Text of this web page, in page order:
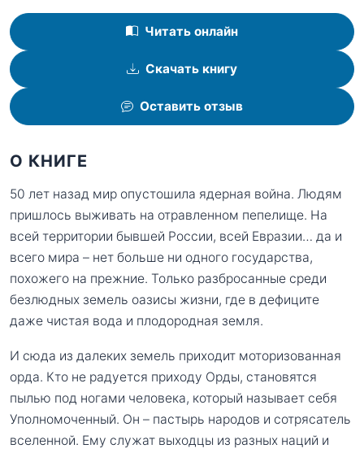
Читать онлайн
Скачать книгу
Оставить отзыв
О КНИГЕ
50 лет назад мир опустошила ядерная война. Людям
пришлось выживать на отравленном пепелище. На
всей территории бывшей России, всей Евразии… да и
всего мира – нет больше ни одного государства,
похожего на прежние. Только разбросанные среди
безлюдных земель оазисы жизни, где в дефиците
даже чистая вода и плодородная земля.
И сюда из далеких земель приходит моторизованная
орда. Кто не радуется приходу Орды, становятся
пылью под ногами человека, который называет себя
Уполномоченный. Он – пастырь народов и сотрясатель
вселенной. Ему служат выходцы из разных наций и